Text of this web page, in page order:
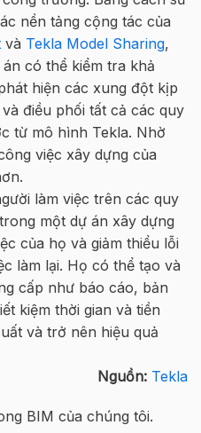
nền tảng cộng tác của
và Tekla Model Sharing,
có thể kiểm tra khả
hiện các xung đột kịp
điều phối tất cả các quy
từ mô hình Tekla. Nhờ
việc xây dựng của
làm việc trên các quy
một dự án xây dựng
của họ và giảm thiểu lỗi
làm lại. Họ có thể tạo và
cấp như báo cáo, bản
kiệm thời gian và tiền
và trở nên hiệu quả
Nguồn: Tekla
BIM của chúng tôi.